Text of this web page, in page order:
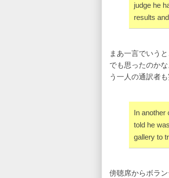
judge he
results
まあ一言でいう
でも思ったのか
う一人の通訳者
In another
told he
gallery to
傍聴席からボラ